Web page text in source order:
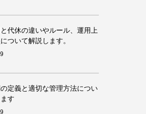
代休の違いやルール、運用上
ついて解説します。
定義と適切な管理方法につい
す